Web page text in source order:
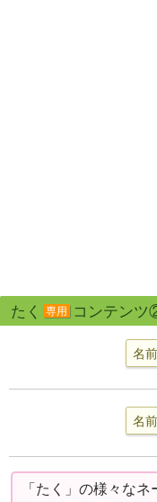
たく 専用 コンテン
名
名
「たく」の様々な